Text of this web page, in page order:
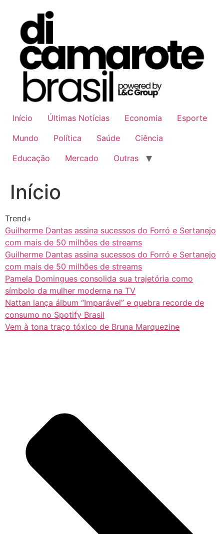
conteúdo
Início Últimas Notícias Economia
Esporte
Mundo
Política Saúde
Ciência
Educação
Mercado Outras
Início
Trend+
Guilherme Dantas assina sucessos do Forró e Sertanejo
com mais de 50 milhões de streams
Guilherme Dantas assina sucessos do Forró e Sertanejo
com mais de 50 milhões de streams
Pamela Domingues consolida sua trajetória como
símbolo da mulher moderna na TV
Nattan lança álbum “Imparável” e quebra recorde de
consumo no Spotify Brasil
Vem à tona traço tóxico de Bruna Marquezine